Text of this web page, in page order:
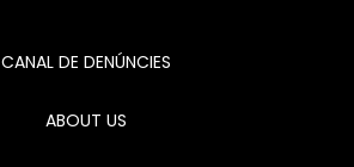
CANAL DE DENÚNCIES
ABOUT US